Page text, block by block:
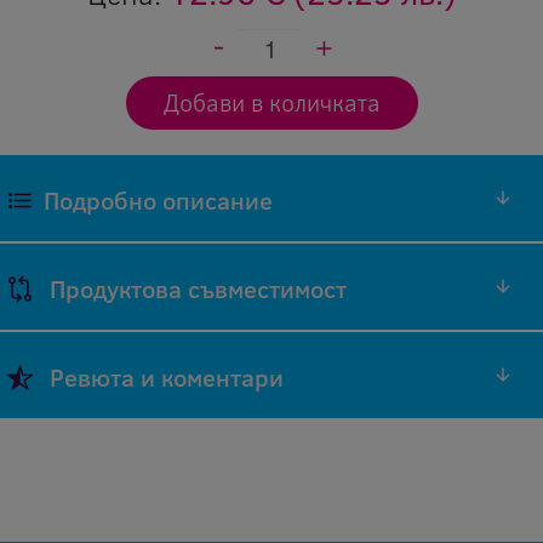
Подробно описание
Продуктова съвместимост
на
принтер
на
принтер
оригинален
консуматив
Ревюта и коментари